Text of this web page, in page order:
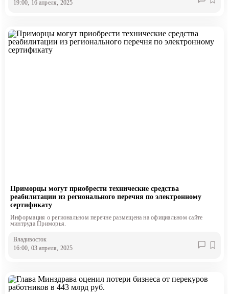
19:00, 16 апреля, 2025
Приморцы могут приобрести технические средства
реабилитации из регионального перечня по электронному
сертификату
Информация о региональном перечне размещена на официальном сайте
минтруда Приморья.
Владивосток
16:00, 03 апреля, 2025